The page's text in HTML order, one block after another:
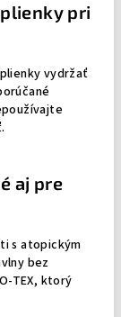
pri
vydržať
aj pre
s atopickým
bez
TEX, ktorý